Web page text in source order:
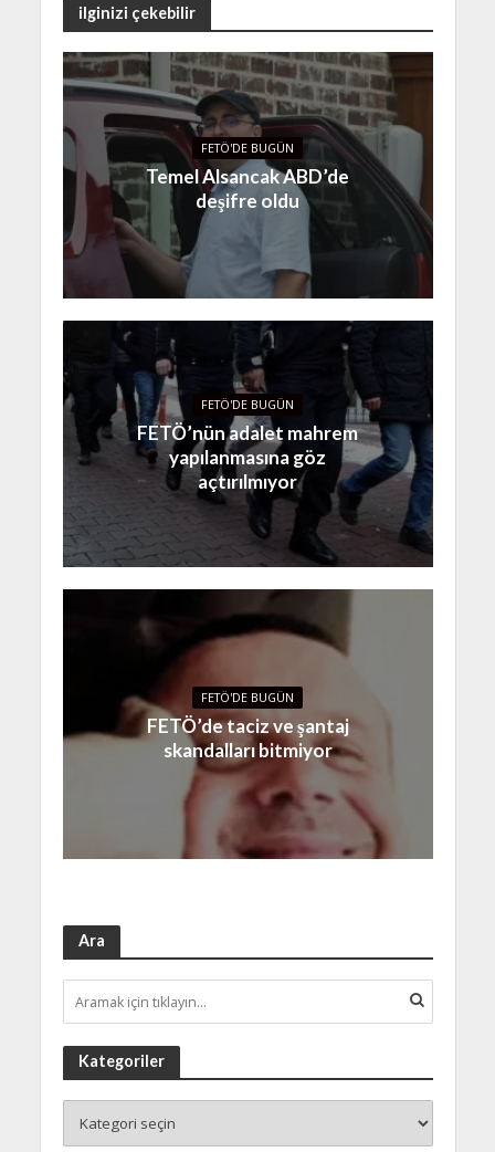
ilginizi çekebilir
FETÖ'DE BUGÜN
Temel Alsancak ABD’de
deşifre oldu
FETÖ'DE BUGÜN
FETÖ’nün adalet mahrem
yapılanmasına göz
açtırılmıyor
FETÖ'DE BUGÜN
FETÖ’de taciz ve şantaj
skandalları bitmiyor
Ara
Kategoriler